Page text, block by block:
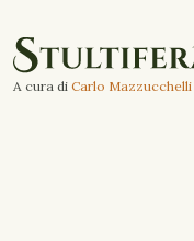
A cura di Carlo Mazzucchelli